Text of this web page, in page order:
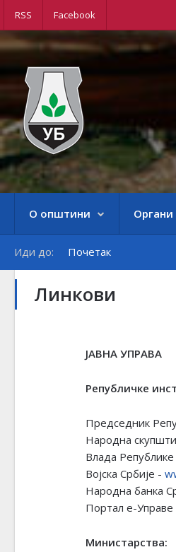
RSS Facebook
О општини
Иди до: Почетак
Линкови
ЈАВНА УПРАВА
Републичке
Председник
Народна
Влада Републике
Војска Србије -
Народна банка
Портал е-Управе
Министарства: